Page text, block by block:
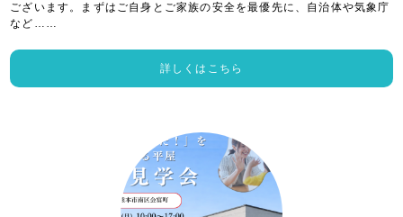
ございます。まずはご自身とご家族の安全を最優先に、自治体や気象庁
など……
詳しくはこちら